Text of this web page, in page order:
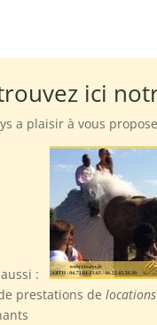
ici
a plaisir à vous
aussi :
prestations de